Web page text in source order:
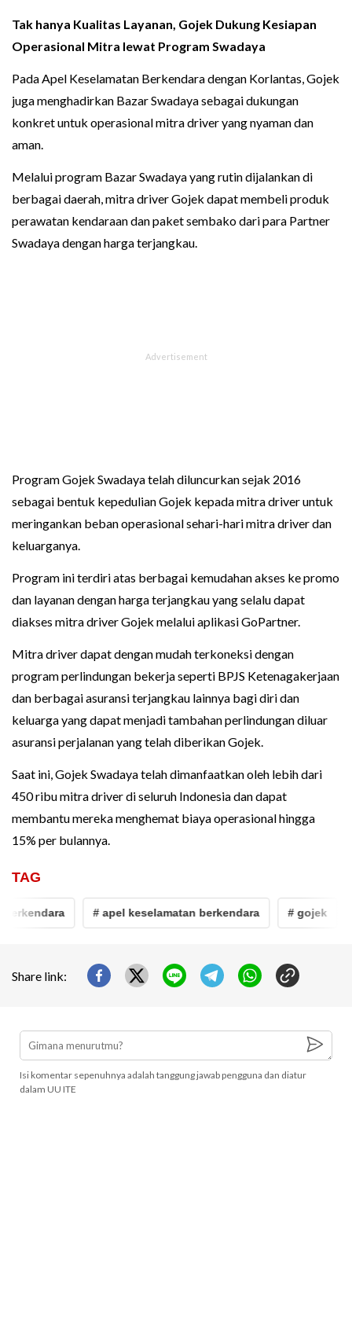
Tak hanya Kualitas Layanan, Gojek Dukung Kesiapan
Operasional Mitra lewat Program Swadaya
Pada Apel Keselamatan Berkendara dengan Korlantas, Gojek
juga menghadirkan Bazar Swadaya sebagai dukungan
konkret untuk operasional mitra driver yang nyaman dan
aman.
Melalui program Bazar Swadaya yang rutin dijalankan di
berbagai daerah, mitra driver Gojek dapat membeli produk
perawatan kendaraan dan paket sembako dari para Partner
Swadaya dengan harga terjangkau.
Program Gojek Swadaya telah diluncurkan sejak 2016
sebagai bentuk kepedulian Gojek kepada mitra driver untuk
meringankan beban operasional sehari-hari mitra driver dan
keluarganya.
Program ini terdiri atas berbagai kemudahan akses ke promo
dan layanan dengan harga terjangkau yang selalu dapat
diakses mitra driver Gojek melalui aplikasi GoPartner.
Mitra driver dapat dengan mudah terkoneksi dengan
program perlindungan bekerja seperti BPJS Ketenagakerjaan
dan berbagai asuransi terjangkau lainnya bagi diri dan
keluarga yang dapat menjadi tambahan perlindungan diluar
asuransi perjalanan yang telah diberikan Gojek.
Saat ini, Gojek Swadaya telah dimanfaatkan oleh lebih dari
450 ribu mitra driver di seluruh Indonesia dan dapat
membantu mereka menghemat biaya operasional hingga
15% per bulannya.
TAG
# apel keselamatan berkendara # gojek
Share link:
Isi komentar sepenuhnya adalah tanggung jawab pengguna dan diatur
dalam UU ITE